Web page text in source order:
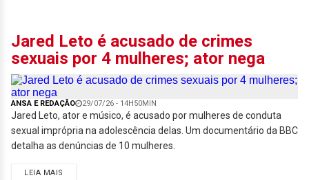
Jared Leto é acusado de crimes
sexuais por 4 mulheres; ator nega
ANSA E REDAÇÃO 29/07/26 - 14H50MIN
Jared Leto, ator e músico, é acusado por mulheres de conduta
sexual imprópria na adolescência delas. Um documentário da BBC
detalha as denúncias de 10 mulheres.
LEIA MAIS